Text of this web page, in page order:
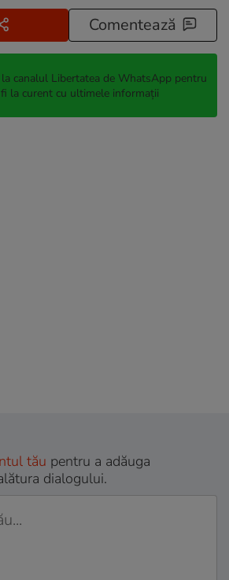
Comentează
canalul Libertatea de WhatsApp pentru
la curent cu ultimele informații
tău pentru a adăuga
dialogului.